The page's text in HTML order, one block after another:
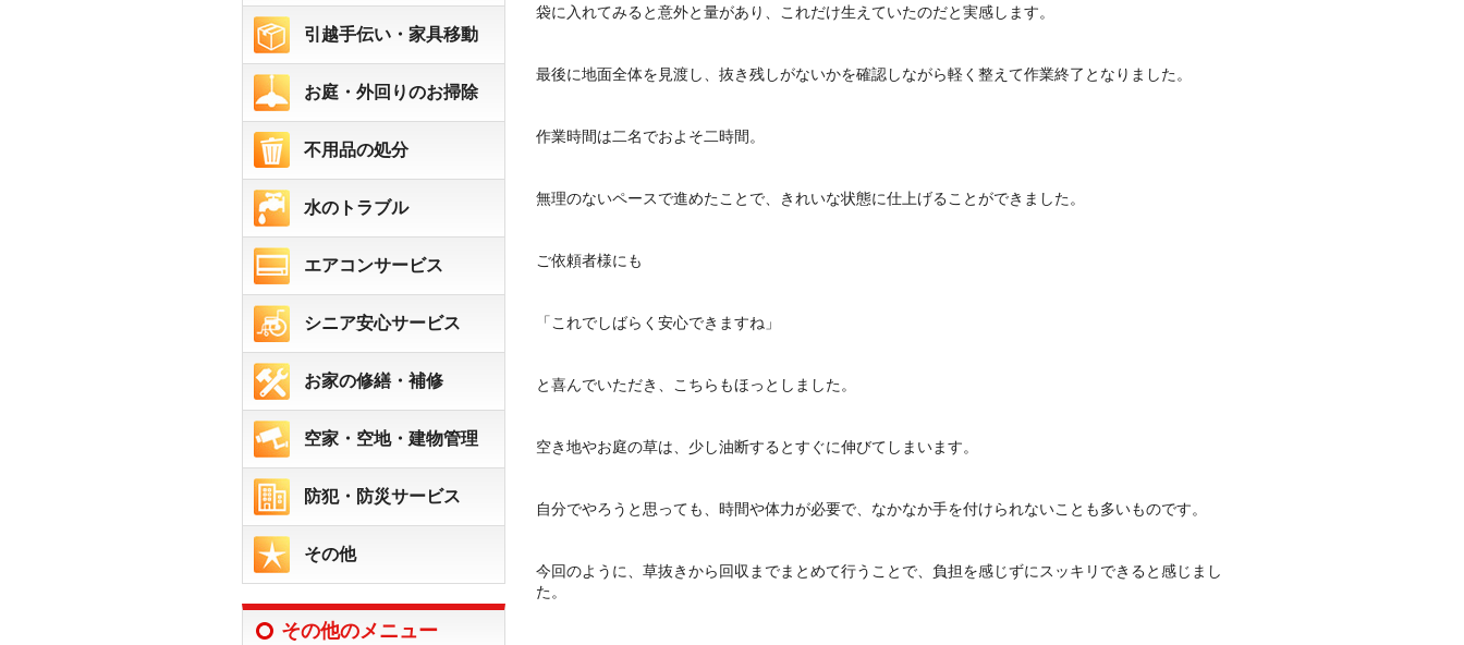
袋に入れてみると意外と量があり、これだけ生えていたのだと実感します。
最後に地面全体を見渡し、抜き残しがないかを確認しながら軽く整えて作業終了となりました。
作業時間は二名でおよそ二時間。
無理のないペースで進めたことで、きれいな状態に仕上げることができました。
ご依頼者様にも
「これでしばらく安心できますね」
と喜んでいただき、こちらもほっとしました。
空き地やお庭の草は、少し油断するとすぐに伸びてしまいます。
自分でやろうと思っても、時間や体力が必要で、なかなか手を付けられないことも多いものです。
今回のように、草抜きから回収までまとめて行うことで、負担を感じずにスッキリできると感じまし
た。
引越手伝い・家具移動
お庭・外回りのお掃除
不用品の処分
水のトラブル
エアコンサービス
シニア安心サービス
お家の修繕・補修
空家・空地・建物管理
防犯・防災サービス
その他
その他のメニュー